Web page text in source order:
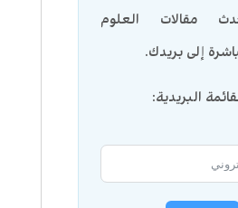
مقالات العلوم
إلى بريدك.
البريدية: